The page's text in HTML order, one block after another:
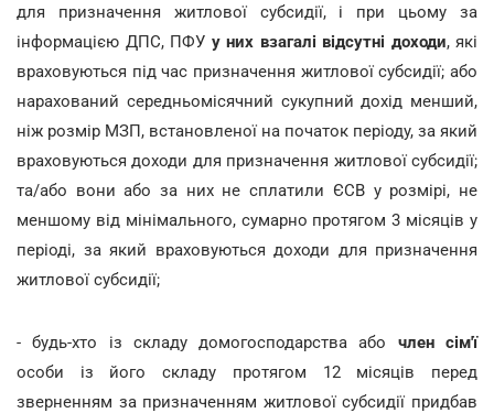
для призначення житлової субсидії, і при цьому за
інформацією ДПС, ПФУ у них взагалі відсутні доходи, які
враховуються під час призначення житлової субсидії; або
нарахований середньомісячний сукупний дохід менший,
ніж розмір МЗП, встановленої на початок періоду, за який
враховуються доходи для призначення житлової субсидії;
та/або вони або за них не сплатили ЄСВ у розмірі, не
меншому від мінімального, сумарно протягом 3 місяців у
періоді, за який враховуються доходи для призначення
житлової субсидії;
- будь-хто із складу домогосподарства або член сім'ї
особи із його складу протягом 12 місяців перед
зверненням за призначенням житлової субсидії придбав